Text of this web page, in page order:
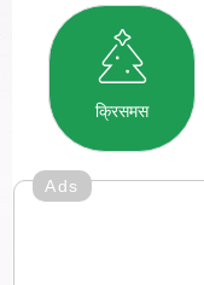
क्रिसमस
Ads